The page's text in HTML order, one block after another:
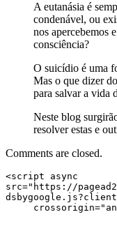
A eutanásia é
condenável, ou
nos apercebemos
consciência?
O suicídio é uma
Mas o que dizer
para salvar a vida
Neste blog
resolver estas e
Comments are closed.
<script async
src="https://